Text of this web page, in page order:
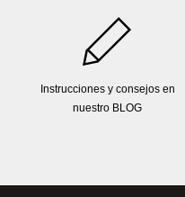
Instrucciones y consejos en
nuestro BLOG